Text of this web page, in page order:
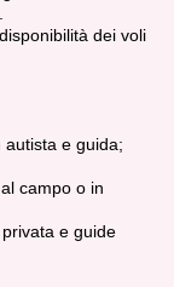
dei voli
e guida;
campo o in
e guide